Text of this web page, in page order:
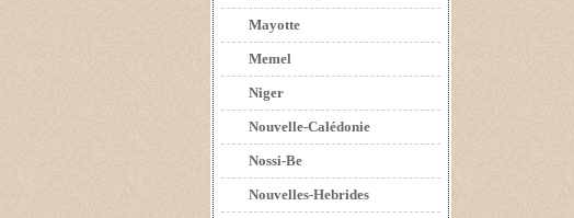
Mayotte
Memel
Niger
Nouvelle-Calédonie
Nossi-Be
Nouvelles-Hebrides